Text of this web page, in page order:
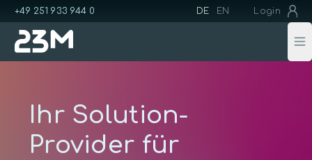
+49 251 933 944 0 DE EN Login
Ihr Solution-
Provider für